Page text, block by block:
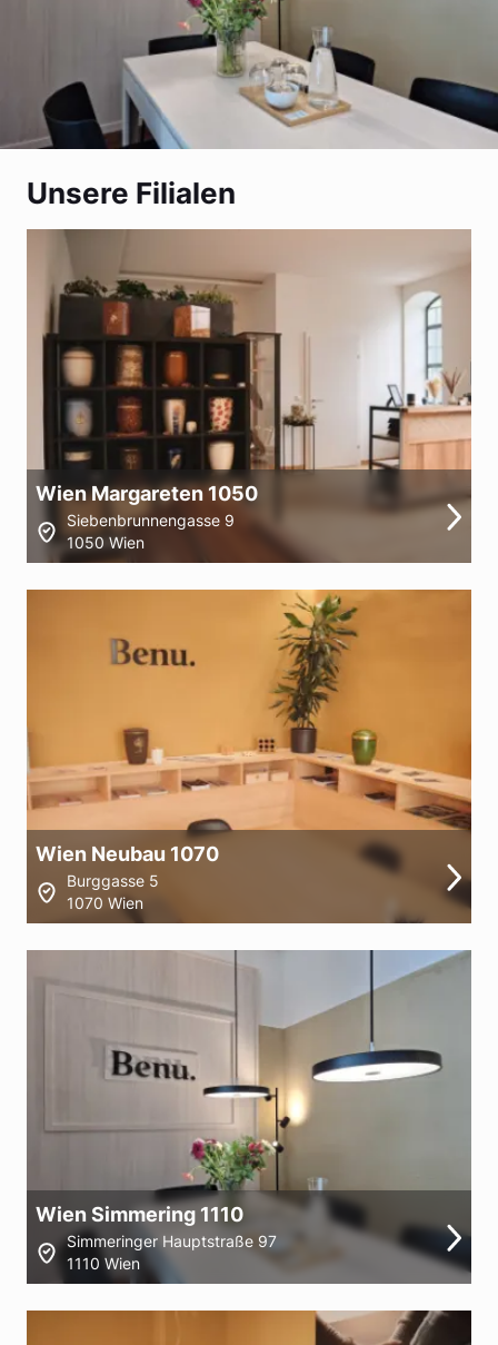
Unsere Filialen
Wien Margareten 1050
Siebenbrunnengasse 9
1050 Wien
Wien Neubau 1070
Burggasse 5
1070 Wien
Wien Simmering 1110
Simmeringer Hauptstraße 97
1110 Wien